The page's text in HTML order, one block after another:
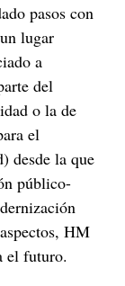
pasos con
lugar
a
del
o la de
el
desde la que
público-
HM
el futuro.